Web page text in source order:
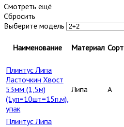
Смотреть ещё
Сбросить
Выберите модель
Наименование Материал Сорт
Плинтус Липа
Ласточкин Хвост
53мм (1,5м)
(1уп=10шт=15п.м),
упак
Липа A
Плинтус Липа